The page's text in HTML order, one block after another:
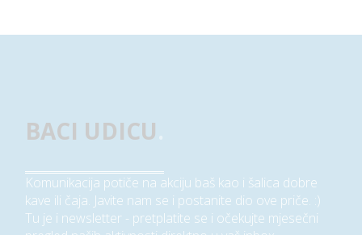
BACI UDICU
Komunikacija potiče na akciju baš kao i šalica dobre
kave ili čaja. Javite nam se i postanite dio ove priče. :)
Tu je i newsletter - pretplatite se i očekujte mjesečni